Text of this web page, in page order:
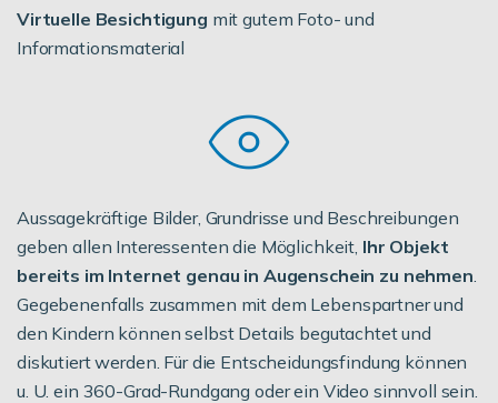
Virtuelle Besichtigung mit gutem Foto- und
Informationsmaterial
Aussagekräftige Bilder, Grundrisse und Beschreibungen
geben allen Interessenten die Möglichkeit, Ihr Objekt
bereits im Internet genau in Augenschein zu nehmen.
Gegebenenfalls zusammen mit dem Lebenspartner und
den Kindern können selbst Details begutachtet und
diskutiert werden. Für die Entscheidungsfindung können
u. U. ein 360-Grad-Rundgang oder ein Video sinnvoll sein.